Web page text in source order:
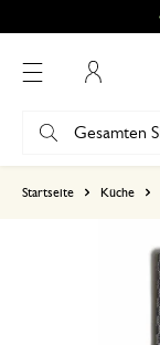
Startseite Küche